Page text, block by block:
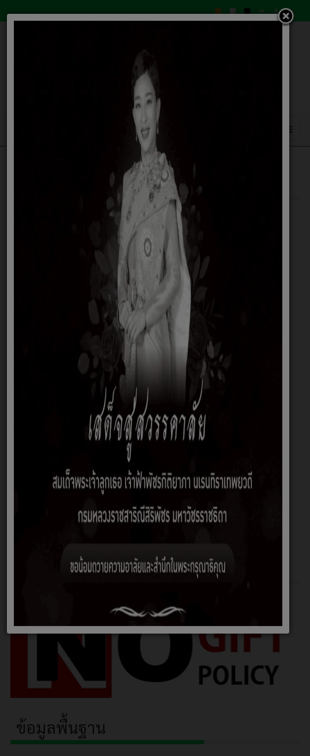
กฎหมายที่เกี่ยวข้อง
กฎกระทรวง/ระเบียบ
ข้อบัญญัติองค์การบริหารส่วนตำบลตะเคียน
คำสั่งองค์การบริหารส่วนตำบลตะเคียน
กฏหมายและระเบียบเกี่ยวกับการปฏิบัติงานของสภาท้องถิ่น
No Gift Policy
ข้อมูลพื้นฐาน